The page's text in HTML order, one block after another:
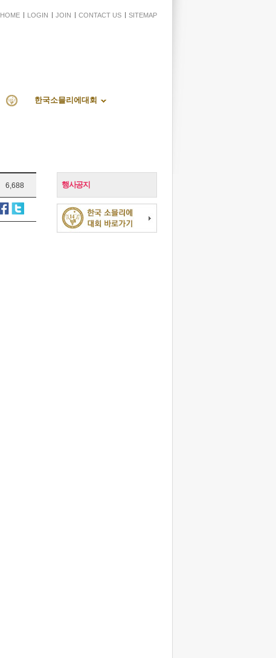
HOME LOGIN JOIN CONTACT US SITEMAP
한국소믈리에대회
6,688 행사공지